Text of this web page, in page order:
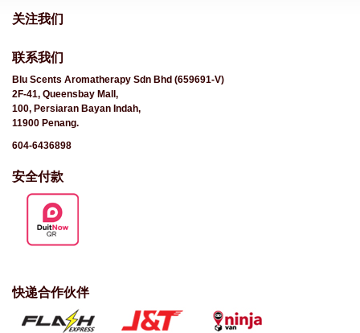
关注我们
联系我们
Blu Scents Aromatherapy Sdn Bhd (659691-V)
2F-41, Queensbay Mall,
100, Persiaran Bayan Indah,
11900 Penang.
604-6436898
安全付款
快递合作伙伴